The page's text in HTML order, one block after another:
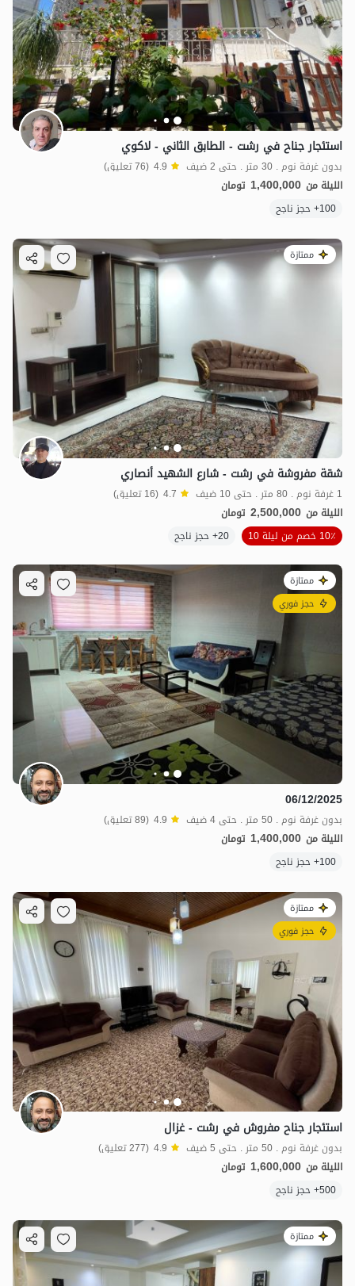
1.2مليون ت
4.8
1.6مليون ت 5
استئجار جناح في رشت - الطابق الثاني - لاكوي
بدون غرفة نوم . 30 متر . حتى 2 ضيف 4.9 (76 تعليق)
الليلة من 1,400,000 تومان
100+ حجز ناجح
ممتازة
شقة مفروشة في رشت - شارع الشهيد أنصاري
1 غرفة نوم . 80 متر . حتى 10 ضيف 4.7 (16 تعليق)
الليلة من 2,500,000 تومان
10٪ خصم من ليلة 10
20+ حجز ناجح
ممتازة
حجز فوري
06/12/2025
بدون غرفة نوم . 50 متر . حتى 4 ضيف 4.9 (89 تعليق)
الليلة من 1,400,000 تومان
100+ حجز ناجح
ممتازة
حجز فوري
استئجار جناح مفروش في رشت - غزال
بدون غرفة نوم . 50 متر . حتى 5 ضيف 4.9 (277 تعليق)
الليلة من 1,600,000 تومان
500+ حجز ناجح
ممتازة